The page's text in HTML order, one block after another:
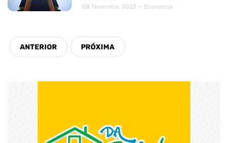
08 fevereiro, 2022 — Economia